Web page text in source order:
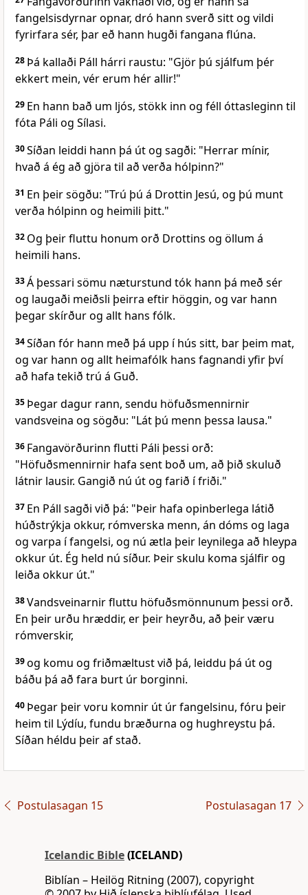
fangelsisdyrnar opnar, dró hann sverð sitt og vildi
fyrirfara sér, þar eð hann hugði fangana flúna.
28 Þá kallaði Páll hárri raustu: "Gjör þú sjálfum þér
ekkert mein, vér erum hér allir!"
29 En hann bað um ljós, stökk inn og féll óttasleginn til
fóta Páli og Sílasi.
30Síðan leiddi hann þá út og sagði: "Herrar mínir,
hvað á ég að gjöra til að verða hólpinn?"
31 En þeir sögðu: "Trú þú á Drottin Jesú, og þú munt
verða hólpinn og heimili þitt."
32 Og þeir fluttu honum orð Drottins og öllum á
heimili hans.
33Á þessari sömu næturstund tók hann þá með sér
og laugaði meiðsli þeirra eftir höggin, og var hann
þegar skírður og allt hans fólk.
34Síðan fór hann með þá upp í hús sitt, bar þeim mat,
og var hann og allt heimafólk hans fagnandi yfir því
að hafa tekið trú á Guð.
35 Þegar dagur rann, sendu höfuðsmennirnir
vandsveina og sögðu: "Lát þú menn þessa lausa."
36 Fangavörðurinn flutti Páli þessi orð:
"Höfuðsmennirnir hafa sent boð um, að þið skuluð
látnir lausir. Gangið nú út og farið í friði."
37 En Páll sagði við þá: "Þeir hafa opinberlega látið
húðstrýkja okkur, rómverska menn, án dóms og laga
og varpa í fangelsi, og nú ætla þeir leynilega að hleypa
okkur út. Ég held nú síður. Þeir skulu koma sjálfir og
leiða okkur út."
38Vandsveinarnir fluttu höfuðsmönnunum þessi orð.
En þeir urðu hræddir, er þeir heyrðu, að þeir væru
rómverskir,
39og komu og friðmæltust við þá, leiddu þá út og
báðu þá að fara burt úr borginni.
40 Þegar þeir voru komnir út úr fangelsinu, fóru þeir
heim til Lýdíu, fundu bræðurna og hughreystu þá.
Síðan héldu þeir af stað.
Postulasagan 15 Postulasagan 17
Icelandic Bible(ICELAND)
Biblían – Heilög Ritning (2007), copyright